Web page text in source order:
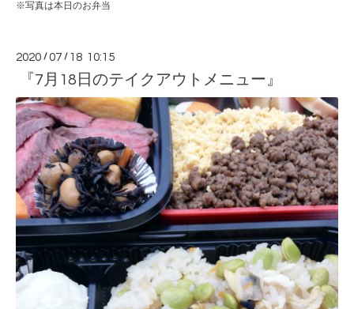
※写真は本日のお弁当
2020 /07 / 18 10:15
『7月18日のテイクアウトメニュー』